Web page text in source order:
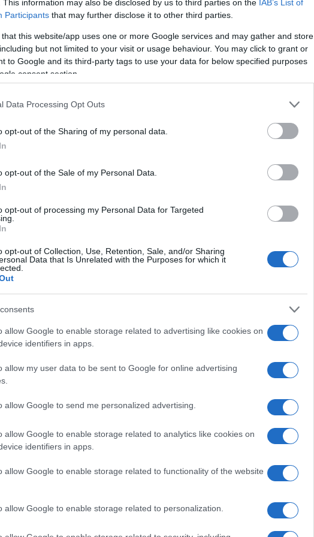
This information may also be disclosed by us to third parties on the IAB’s List of
Participants that may further disclose it to other third parties.
that this website/app uses one or more Google services and may gather and store
but not limited to your visit or usage behaviour. You may click to grant or
to Google and its third-party tags to use your data for below specified purposes
consent section.
Data Processing Opt Outs
opt-out of the Sharing of my personal data.
opt-out of the Sale of my Personal Data.
opt-out of processing my Personal Data for Targeted
opt-out of Collection, Use, Retention, Sale, and/or Sharing
Data that Is Unrelated with the Purposes for which it
allow Google to enable storage related to advertising like cookies on
identifiers in apps.
allow my user data to be sent to Google for online advertising
allow Google to send me personalized advertising.
allow Google to enable storage related to analytics like cookies on
identifiers in apps.
allow Google to enable storage related to functionality of the website
allow Google to enable storage related to personalization.
της εταιρίας να αποτελεί πρωτοπόρο στην
και λύσεις για να μπορεί κάθε καταναλωτής
και την προστασία του περιβάλλοντος.
φιλικές προς το περιβάλλον, με οικολογικό
βιώσιμη ανάπτυξη. Αυτή τη μέριμνα ερχόμαστε και
φορτιστών ηλεκτρικών οχημάτων στο 100% του
δίκτυο ηλεκτρικής φόρτισης, δίνοντας δυνατότητα
οδηγούς πανελλαδικά. Στόχος μας παραμένει η
υποστηρίζουμε την προσπάθεια αυτή έμπρακτα
μας το προσεχές χρονικό διάστημα».
Ευρωπαϊκό Κορασίδων: Άνετη νίκη της
Τζίρος 98,7
- Τα νέα
σε low & non
σύμβουλος της ΔΕΗ για την